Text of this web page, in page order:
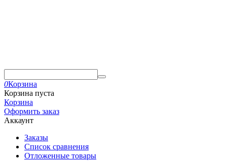
0Корзина
Корзина пуста
Корзина
Оформить заказ
Аккаунт
Заказы
Список сравнения
Отложенные товары